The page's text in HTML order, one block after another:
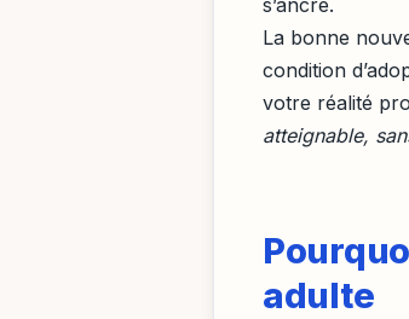
s’ancre.
La bonne
condition
votre réalité
atteignable,
adulte